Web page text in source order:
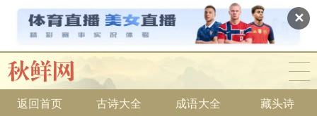
✕
返回首页 古诗大全 成语大全
藏头诗